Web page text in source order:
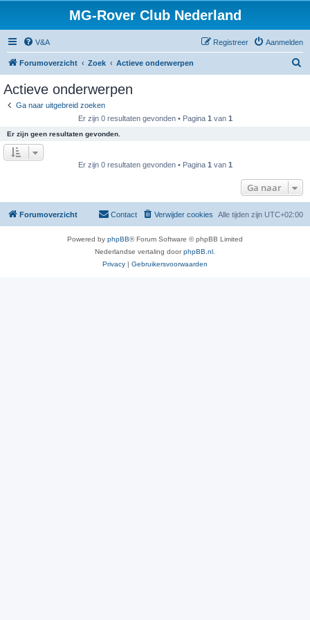
MG-Rover Club Nederland
V&A Aanmelden
Registreer
Forumoverzicht Zoek Actieve onderwerpen
Actieve onderwerpen
Ga naar uitgebreid zoeken
Er zijn 0 resultaten gevonden • Pagina 1 van 1
Er zijn geen resultaten gevonden.
Er zijn 0 resultaten gevonden • Pagina 1 van 1
Ga naar
Forumoverzicht Alle tijden zijn UTC+02:00
Verwijder cookies
Contact
Powered by phpBB® Forum Software © phpBB Limited
Nederlandse vertaling doorphpBB.nl
Privacy | Gebruikersvoorwaarden